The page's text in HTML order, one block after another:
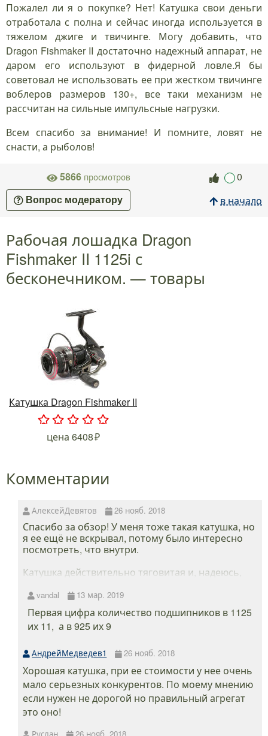
Пожалел ли я о покупке? Нет! Катушка свои деньги
отработала с полна и сейчас иногда используется в
тяжелом джиге и твичинге. Могу добавить, что
Dragon Fishmaker II достаточно надежный аппарат, не
даром его используют в фидерной ловле.Я бы
советовал не использовать ее при жестком твичинге
воблеров размеров 130+, все таки механизм не
рассчитан на сильные импульсные нагрузки.
Всем спасибо за внимание! И помните, ловят не
снасти, а рыболов!
5866 просмотров 0
Вопрос модератору в начало
Рабочая лошадка Dragon
Fishmaker II 1125i с
бесконечником. — товары
Катушка Dragon Fishmaker II
. . .
цена 6408
Комментарии
АлексейДевятов 26 нояб. 2018
Спасибо за обзор! У меня тоже такая катушка, но
я ее ещё не вскрывал, потому было интересно
посмотреть, что внутри.
Катушка действительно тяговитая и, надеюсь,
Укладка ровная, петель не бросает. Фрикцион
действительно настраивается очень тонко. Две
алюмин шпули и вкручивающаяся ручка - супер в
этом бюджете.
Единственное, с чем не разобрался - это с
размерностью по версии производителя.
Сначала тоже брал 1125 - показалась
великоватой. Продал ее и взял 925 - она вроде
такая же... Что означают цифры в маркировке
так и осталось загадкой :)
vandal 13 мар. 2019
Первая цифра количество подшипников в 1125
их 11, а в 925 их 9
АндрейМедведев1 26 нояб. 2018
Хорошая катушка, при ее стоимости у нее очень
мало серьезных конкурентов. По моему мнению
если нужен не дорогой но правильный агрегат
это оно!